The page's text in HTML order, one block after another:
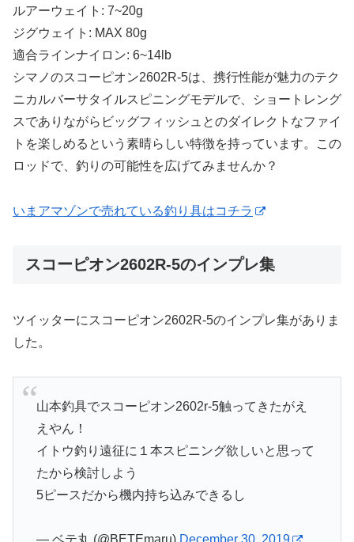
ルアーウェイト: 7~20g
ジグウェイト: MAX 80g
適合ラインナイロン: 6~14lb
シマノのスコーピオン2602R-5は、携行性能が魅力のテク
ニカルバーサタイルスピニングモデルで、ショートレング
スでありながらビッグフィッシュとのダイレクトなファイ
トを楽しめるという素晴らしい特徴を持っています。この
ロッドで、釣りの可能性を広げてみませんか？
いまアマゾンで売れている釣り具はコチラ
スコーピオン2602R-5のインプレ集
ツイッターにスコーピオン2602R-5のインプレ集がありま
した。
山本釣具でスコーピオン2602r-5触ってきたがえ
えやん！
イトウ釣り遠征に１本スピニング欲しいと思って
たから検討しよう
5ピースだから機内持ち込みできるし